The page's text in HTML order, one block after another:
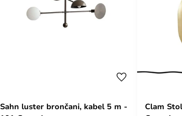
Sahn luster brončani, kabel 5 m -
Clam